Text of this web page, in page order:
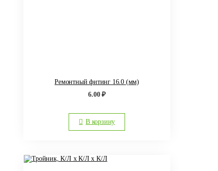
Ремонтный фитинг 16.0 (мм)
6.00₽
В корзину